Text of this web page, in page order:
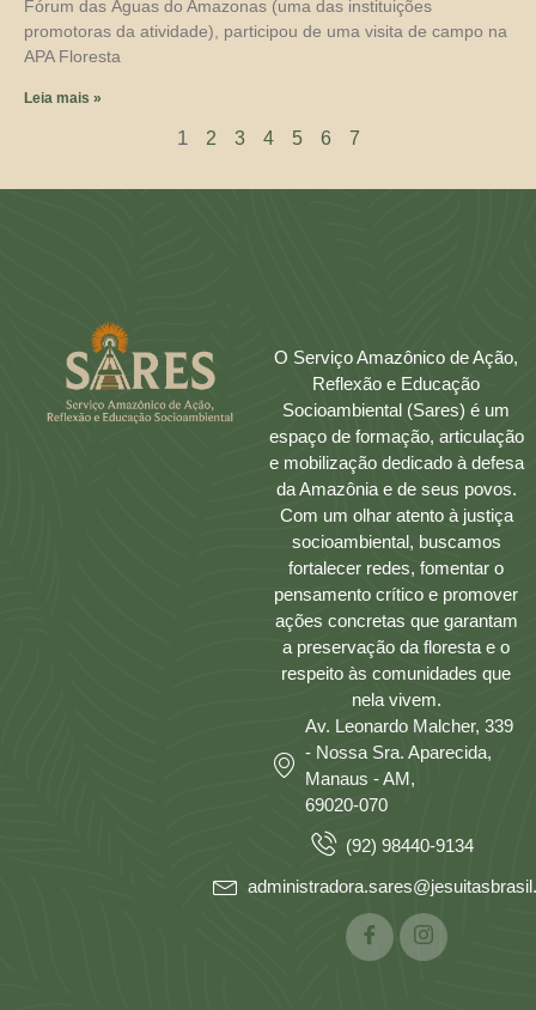
Fórum das Águas do Amazonas (uma das instituições
promotoras da atividade), participou de uma visita de campo na
APA Floresta
Leia mais »
1 2 3 4 5 6 7
O Serviço Amazônico de Ação,
Reflexão e Educação
Socioambiental (Sares) é um
espaço de formação, articulação
e mobilização dedicado à defesa
da Amazônia e de seus povos.
Com um olhar atento à justiça
socioambiental, buscamos
fortalecer redes, fomentar o
pensamento crítico e promover
ações concretas que garantam
a preservação da floresta e o
respeito às comunidades que
nela vivem.
Av. Leonardo Malcher, 339
- Nossa Sra. Aparecida,
Manaus - AM,
69020-070
(92) 98440-9134